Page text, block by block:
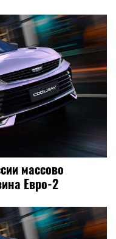
массово
Евро-2